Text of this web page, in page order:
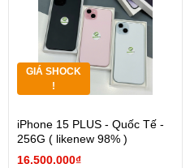
GIÁ SHOCK
!
iPhone 15 PLUS - Quốc Tế -
256G ( likenew 98% )
16.500.000₫